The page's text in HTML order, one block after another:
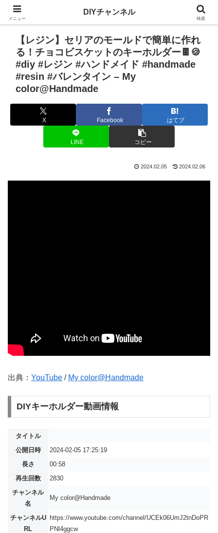
【レジン】セリアのモールドで簡単に作れ
る！チョコビスケットのキーホルダー🍫🍪
#diy #レジン #ハンドメイド #handmade
#resin #バレンタイン – My
color@Handmade
X Facebook はてブ
LINE コピー
2024.02.05 2024.02.06
出典： YouTube / My color@Handmade
DIYキーホルダー動画情報
タイトル
公開日時
2024-02-05 17:25:19
長さ
00:58
再生回数
2830
チャンネル
名
My color@Handmade
チャンネルU
RL
https://www.youtube.com/channel/UCEk06UmJ2tnDoPR
PNl4ggcw
メニュー
DIYチャンネル
検索